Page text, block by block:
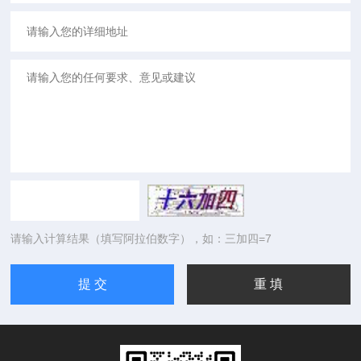
请输入计算结果（填写阿拉伯数字），如：三加四=7